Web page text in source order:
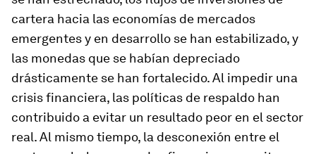
cartera hacia las economías de mercados
emergentes y en desarrollo se han estabilizado, y
las monedas que se habían depreciado
drásticamente se han fortalecido. Al impedir una
crisis financiera, las políticas de respaldo han
contribuido a evitar un resultado peor en el sector
real. Al mismo tiempo, la desconexión entre el